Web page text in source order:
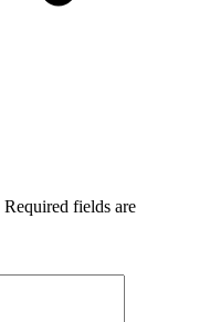
Required fields are